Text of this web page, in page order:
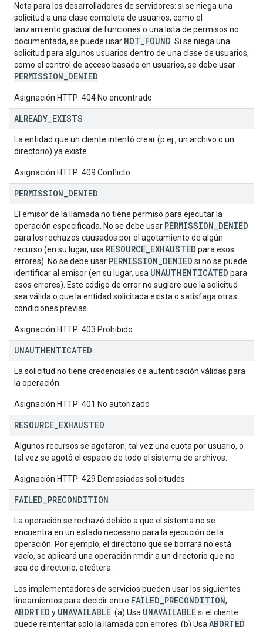
Nota para los desarrolladores de servidores: si se niega una
solicitud a una clase completa de usuarios, como el
lanzamiento gradual de funciones o una lista de permisos no
documentada, se puede usar NOT_FOUND . Si se niega una
solicitud para algunos usuarios dentro de una clase de usuarios,
como el control de acceso basado en usuarios, se debe usar
PERMISSION_DENIED
Asignación HTTP: 404 No encontrado
ALREADY EXISTS
La entidad que un cliente intentó crear (p.ej., un archivo o un
directorio) ya existe.
Asignación HTTP: 409 Conflicto
PERMISSION DENIED
El emisor de la llamada no tiene permiso para ejecutar la
operación especificada. No se debe usar PERMISSION_DENIED
para los rechazos causados por el agotamiento de algún
recurso (en su lugar, usa RESOURCE_EXHAUSTED para esos
errores). No se debe usar PERMISSION_DENIED si no se puede
identificar al emisor (en su lugar, usa UNAUTHENTICATED para
esos errores). Este código de error no sugiere que la solicitud
sea válida o que la entidad solicitada exista o satisfaga otras
condiciones previas.
Asignación HTTP: 403 Prohibido
UNAUTHENTICATED
La solicitud no tiene credenciales de autenticación válidas para
la operación.
Asignación HTTP: 401 No autorizado
RESOURCE EXHAUSTED
Algunos recursos se agotaron, tal vez una cuota por usuario, o
tal vez se agotó el espacio de todo el sistema de archivos.
Asignación HTTP: 429 Demasiadas solicitudes
FAILED PRECONDITION
La operación se rechazó debido a que el sistema no se
encuentra en un estado necesario para la ejecución de la
operación. Por ejemplo, el directorio que se borrará no está
vacío, se aplicará una operación rmdir a un directorio que no
sea de directorio, etcétera.
Los implementadores de servicios pueden usar los siguientes
lineamientos para decidir entre FAILED_PRECONDITION,
ABORTED y UNAVAILABLE: (a) Usa UNAVAILABLEsi el cliente
puede reintentar solo la llamada con errores. (b) Usa ABORTED